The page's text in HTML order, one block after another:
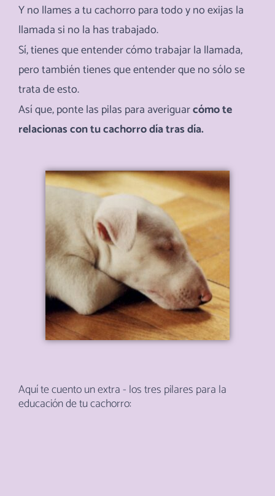
Y no llames a tu cachorro para todo y no exijas la
llamada si no la has trabajado.
Sí, tienes que entender cómo trabajar la llamada,
pero también tienes que entender que no sólo se
trata de esto.
Así que, ponte las pilas para averiguarcómo te
relacionas con tu cachorro día tras día.
Aquí te cuento un extra - los tres pilares para la
educación de tu cachorro: